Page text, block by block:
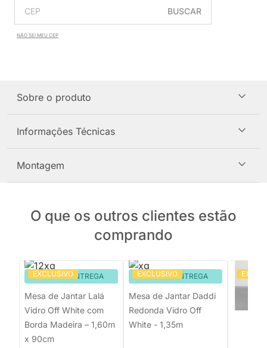
BUSCAR
NÃO SEI MEU CEP
Sobre o produto
Informações Técnicas
Montagem
O que os outros clientes estão
comprando
EXCLUSIVO
PRONTA ENTREGA
Mesa de Jantar Lalá
Vidro Off White com
Borda Madeira – 1,60m
x 90cm
EXCLUSIVO
PRONTA ENTREGA
Mesa de Jantar Daddi
Redonda Vidro Off
White - 1,35m
Mesa